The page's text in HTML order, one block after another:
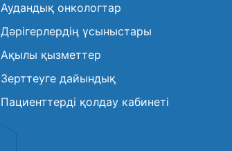
Аудандық онкологтар
Дәрігерлердің үсыныстары
Ақылы қызметтер
Зерттеуге дайындық
Пациенттерді қолдау кабинеті